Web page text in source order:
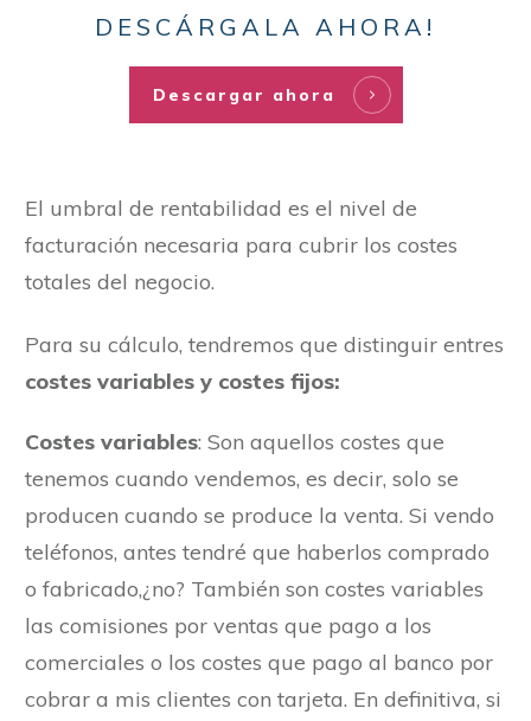
DESCÁRGALA AHORA!
Descargar ahora
El umbral de rentabilidad es el nivel de
facturación necesaria para cubrir los costes
totales del negocio.
Para su cálculo, tendremos que distinguir entres
costes variables y costes fijos:
Costes variables: Son aquellos costes que
tenemos cuando vendemos, es decir, solo se
producen cuando se produce la venta. Si vendo
teléfonos, antes tendré que haberlos comprado
o fabricado,¿no? También son costes variables
las comisiones por ventas que pago a los
comerciales o los costes que pago al banco por
cobrar a mis clientes con tarjeta. En definitiva, si